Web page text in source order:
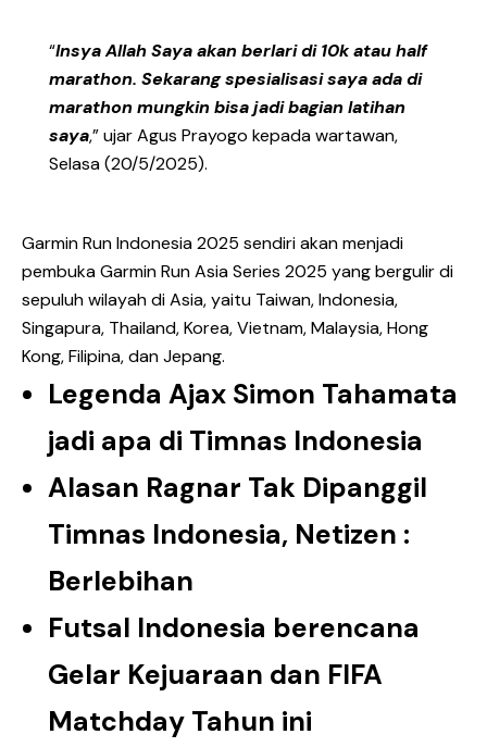
“Insya Allah Saya akan berlari di 10k atau half
marathon. Sekarang spesialisasi saya ada di
marathon mungkin bisa jadi bagian latihan
saya,” ujar Agus Prayogo kepada wartawan,
Selasa (20/5/2025).
Garmin Run Indonesia 2025 sendiri akan menjadi
pembuka Garmin Run Asia Series 2025 yang bergulir di
sepuluh wilayah di Asia, yaitu Taiwan, Indonesia,
Singapura, Thailand, Korea, Vietnam, Malaysia, Hong
Kong, Filipina, dan Jepang.
Legenda Ajax Simon Tahamata
jadi apa di Timnas Indonesia
Alasan Ragnar Tak Dipanggil
Timnas Indonesia, Netizen :
Berlebihan
Futsal Indonesia berencana
Gelar Kejuaraan dan FIFA
Matchday Tahun ini